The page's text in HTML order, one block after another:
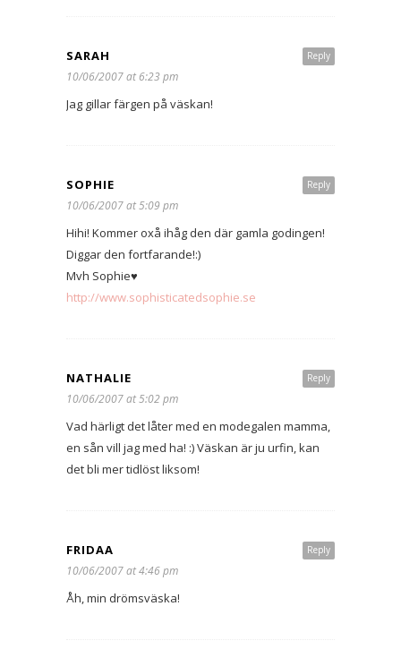
Reply
SARAH
10/06/2007 at 6:23 pm
Jag gillar färgen på väskan!
Reply
SOPHIE
10/06/2007 at 5:09 pm
Hihi! Kommer oxå ihåg den där gamla godingen!
Diggar den fortfarande!:)
Mvh Sophie♥
http://www.sophisticatedsophie.se
Reply
NATHALIE
10/06/2007 at 5:02 pm
Vad härligt det låter med en modegalen mamma,
en sån vill jag med ha! :) Väskan är ju urfin, kan
det bli mer tidlöst liksom!
Reply
FRIDAA
10/06/2007 at 4:46 pm
Åh, min drömsväska!